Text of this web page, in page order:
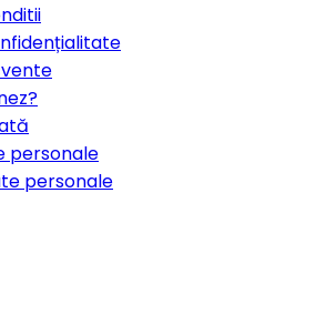
personale
personale